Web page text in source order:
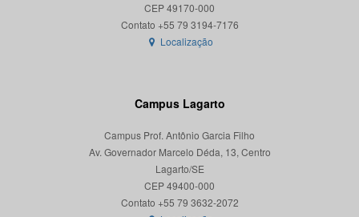
CEP 49170-000
Localização
Campus Lagarto
Campus Prof. Antônio Garcia Filho
Av. Governador Marcelo Déda, 13, Centro
Lagarto/SE
CEP 49400-000